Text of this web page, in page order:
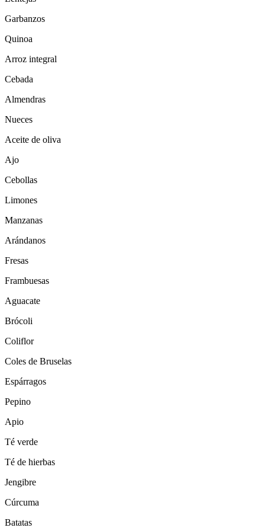
Garbanzos
Quinoa
Arroz integral
Cebada
Almendras
Nueces
Aceite de oliva
Ajo
Cebollas
Limones
Manzanas
Arándanos
Fresas
Frambuesas
Aguacate
Brócoli
Coliflor
Coles de Bruselas
Espárragos
Pepino
Apio
Té verde
Té de hierbas
Jengibre
Cúrcuma
Batatas